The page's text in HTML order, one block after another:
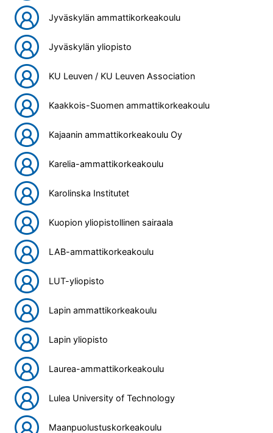
Jyväskylän ammattikorkeakoulu
Jyväskylän yliopisto
KU Leuven / KU Leuven Association
Kaakkois-Suomen ammattikorkeakoulu
Kajaanin ammattikorkeakoulu Oy
Karelia-ammattikorkeakoulu
Karolinska Institutet
Kuopion yliopistollinen sairaala
LAB-ammattikorkeakoulu
LUT-yliopisto
Lapin ammattikorkeakoulu
Lapin yliopisto
Laurea-ammattikorkeakoulu
Lulea University of Technology
Maanpuolustuskorkeakoulu